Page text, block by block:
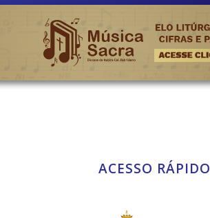
ACESSO RÁPIDO